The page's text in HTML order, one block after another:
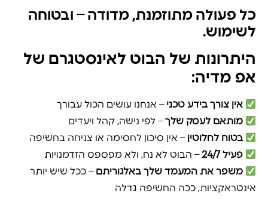
כל פעולה מתוזמנת, מדודה – ובטוחה
לשימוש.
היתרונות של הבוט לאינסטגרם של
אפ מדיה:
אין צורך בידע טכני – אנחנו עושים הכול עבורך
מותאם לעסק שלך– לפי נישה, קהל ויעדים
בטוח לחלוטין – אין סיכון לחסימה או צניחה בחשיפה
פעיל 24/7
– הבוט לא נח, ולא מפספס הזדמנויות
משפר את המעמד שלך באלגוריתם – ככל שיש יותר
אינטראקציות, ככה החשיפה גדלה